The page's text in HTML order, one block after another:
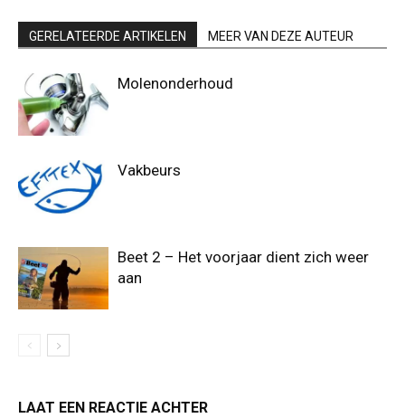
GERELATEERDE ARTIKELEN MEER VAN DEZE AUTEUR
Molenonderhoud
Vakbeurs
Beet 2 – Het voorjaar dient zich weer
aan
LAAT EEN REACTIE ACHTER